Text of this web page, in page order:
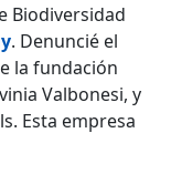
Biodiversidad
. Denuncié el
la fundación
Valbonesi, y
Esta empresa